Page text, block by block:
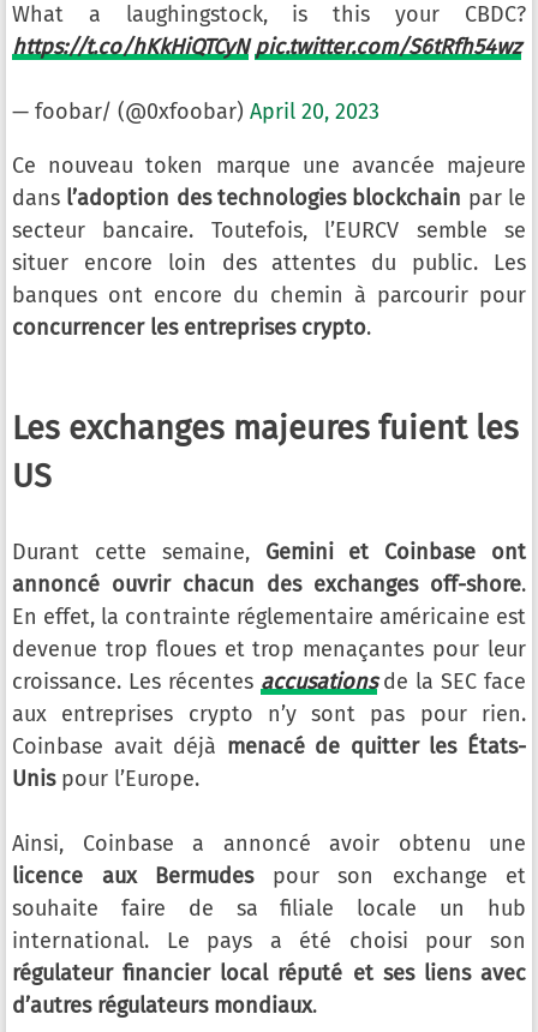
What a laughingstock, is this your CBDC?
https://t.co/hKkHiQTCyN pic.twitter.com/S6tRfh54wz
— foobar/ (@0xfoobar) April 20, 2023
Ce nouveau token marque une avancée majeure
dans l’adoption des technologies blockchain par le
secteur bancaire. Toutefois, l’EURCV semble se
situer encore loin des attentes du public. Les
banques ont encore du chemin à parcourir pour
concurrencer les entreprises crypto.
Les exchanges majeures fuient les
US
Durant cette semaine, Gemini et Coinbase ont
annoncé ouvrir chacun des exchanges off-shore.
En effet, la contrainte réglementaire américaine est
devenue trop floues et trop menaçantes pour leur
croissance. Les récentes accusationsde la SEC face
aux entreprises crypto n’y sont pas pour rien.
Coinbase avait déjà menacé de quitter les États-
Unispour l’Europe.
Ainsi, Coinbase a annoncé avoir obtenu une
licence aux Bermudespour son exchange et
souhaite faire de sa filiale locale un hub
international. Le pays a été choisi pour son
régulateur financier local réputé et ses liens avec
d’autres régulateurs mondiaux.